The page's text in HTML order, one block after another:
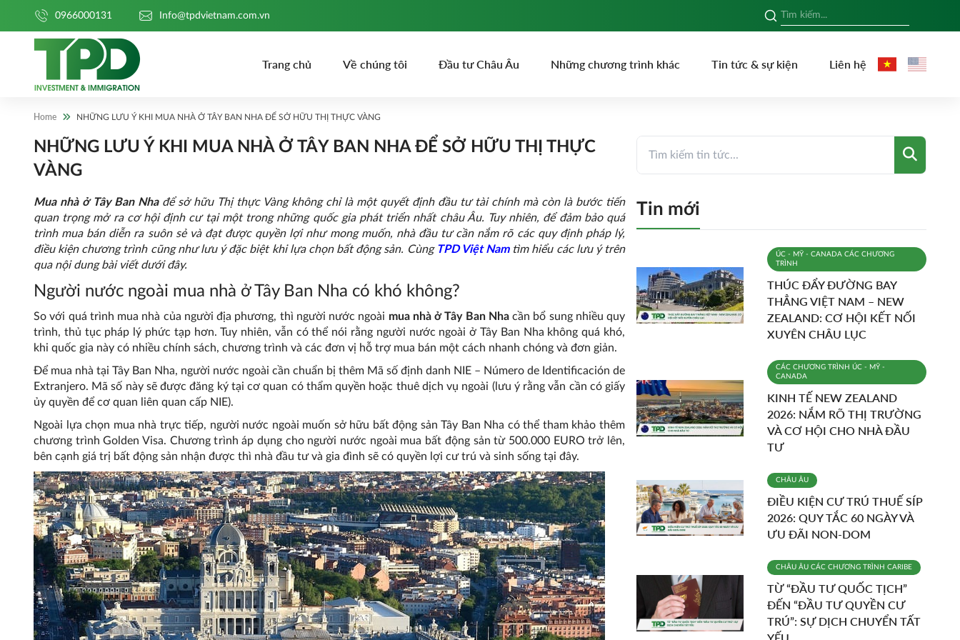
0966000131 Info@tpdvietnam.com.vn
Trang chủ Về chúng tôi Đầu tư Châu Âu Những chương trình khác Tin tức & sự kiện Liên hệ
Home NHỮNG LƯU Ý KHI MUA NHÀ Ở TÂY BAN NHA ĐỂ SỞ HỮU THỊ THỰC VÀNG
NHỮNG LƯU Ý KHI MUA NHÀ Ở TÂY BAN NHA ĐỂ SỞ HỮU THỊ THỰC
VÀNG
Mua nhà ở Tây Ban Nha để sở hữu Thị thực Vàng không chỉ là một quyết định đầu tư tài chính mà còn là bước tiến
quan trọng mở ra cơ hội định cư tại một trong những quốc gia phát triển nhất châu Âu. Tuy nhiên, để đảm bảo quá
trình mua bán diễn ra suôn sẻ và đạt được quyền lợi như mong muốn, nhà đầu tư cần nắm rõ các quy định pháp lý,
điều kiện chương trình cũng như lưu ý đặc biệt khi lựa chọn bất động sản. CùngTPD Việt Namtìm hiểu các lưu ý trên
qua nội dung bài viết dưới đây.
Người nước ngoài mua nhà ở Tây Ban Nha có khó không?
So với quá trình mua nhà của người địa phương, thì người nước ngoài mua nhà ở Tây Ban Nha cần bổ sung nhiều quy
trình, thủ tục pháp lý phức tạp hơn. Tuy nhiên, vẫn có thể nói rằng người nước ngoài ở Tây Ban Nha không quá khó,
khi quốc gia này có nhiều chính sách, chương trình và các đơn vị hỗ trợ mua bán một cách nhanh chóng và đơn giản.
Để mua nhà tại Tây Ban Nha, người nước ngoài cần chuẩn bị thêm Mã số định danh NIE – Número de Identificación de
Extranjero. Mã số này sẽ được đăng ký tại cơ quan có thẩm quyền hoặc thuê dịch vụ ngoài (lưu ý rằng vẫn cần có giấy
ủy quyền để cơ quan liên quan cấp NIE).
Ngoài lựa chọn mua nhà trực tiếp, người nước ngoài muốn sở hữu bất động sản Tây Ban Nha có thể tham khảo thêm
chương trình Golden Visa. Chương trình áp dụng cho người nước ngoài mua bất động sản từ 500.000 EURO trở lên,
bên cạnh giá trị bất động sản nhận được thì nhà đầu tư và gia đình sẽ có quyền lợi cư trú và sinh sống tại đây.
Tin mới
ÚC - MỸ - CANADA CÁC CHƯƠNG
TRÌNH
THÚC ĐẨY ĐƯỜNG BAY
THẲNG VIỆT NAM – NEW
ZEALAND: CƠ HỘI KẾT NỐI
XUYÊN CHÂU LỤC
CÁC CHƯƠNG TRÌNH ÚC - MỸ -
CANADA
KINH TẾ NEW ZEALAND
2026: NẮM RÕ THỊ TRƯỜNG
VÀ CƠ HỘI CHO NHÀ ĐẦU
TƯ
CHÂU ÂU
ĐIỀU KIỆN CƯ TRÚ THUẾ SÍP
2026: QUY TẮC 60 NGÀY VÀ
ƯU ĐÃI NON-DOM
CHÂU ÂU CÁC CHƯƠNG TRÌNH CARIBE
TỪ “ĐẦU TƯ QUỐC TỊCH”
ĐẾN “ĐẦU TƯ QUYỀN CƯ
TRÚ”: SỰ DỊCH CHUYỂN TẤT